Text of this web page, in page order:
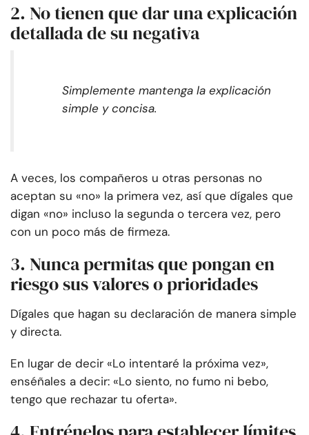
2. No tienen que dar una explicación
detallada de su negativa
Simplemente mantenga la explicación
simple y concisa.
A veces, los compañeros u otras personas no
aceptan su «no» la primera vez, así que dígales que
digan «no» incluso la segunda o tercera vez, pero
con un poco más de firmeza.
3. Nunca permitas que pongan en
riesgo sus valores o prioridades
Dígales que hagan su declaración de manera simple
y directa.
En lugar de decir «Lo intentaré la próxima vez»,
enséñales a decir: «Lo siento, no fumo ni bebo,
tengo que rechazar tu oferta».